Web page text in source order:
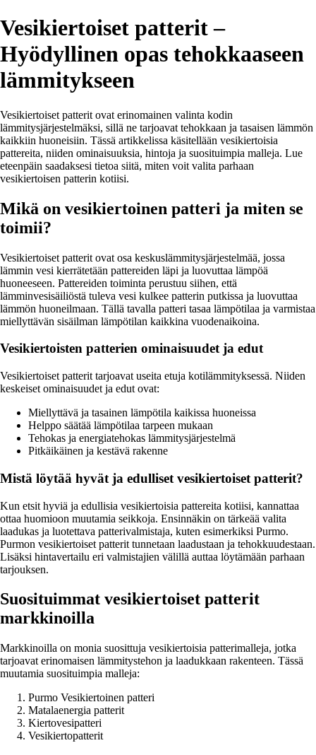
Vesikiertoiset patterit –
Hyödyllinen opas tehokkaaseen
lämmitykseen
Vesikiertoiset patterit ovat erinomainen valinta kodin
lämmitysjärjestelmäksi, sillä ne tarjoavat tehokkaan ja tasaisen lämmön
kaikkiin huoneisiin. Tässä artikkelissa käsitellään vesikiertoisia
pattereita, niiden ominaisuuksia, hintoja ja suosituimpia malleja. Lue
eteenpäin saadaksesi tietoa siitä, miten voit valita parhaan
vesikiertoisen patterin kotiisi.
Mikä on vesikiertoinen patteri ja miten se
toimii?
Vesikiertoiset patterit ovat osa keskuslämmitysjärjestelmää, jossa
lämmin vesi kierrätetään pattereiden läpi ja luovuttaa lämpöä
huoneeseen. Pattereiden toiminta perustuu siihen, että
lämminvesisäiliöstä tuleva vesi kulkee patterin putkissa ja luovuttaa
lämmön huoneilmaan. Tällä tavalla patteri tasaa lämpötilaa ja varmistaa
miellyttävän sisäilman lämpötilan kaikkina vuodenaikoina.
Vesikiertoisten patterien ominaisuudet ja edut
Vesikiertoiset patterit tarjoavat useita etuja kotilämmityksessä. Niiden
keskeiset ominaisuudet ja edut ovat:
Miellyttävä ja tasainen lämpötila kaikissa huoneissa
Helppo säätää lämpötilaa tarpeen mukaan
Tehokas ja energiatehokas lämmitysjärjestelmä
Pitkäikäinen ja kestävä rakenne
Mistä löytää hyvät ja edulliset vesikiertoiset patterit?
Kun etsit hyviä ja edullisia vesikiertoisia pattereita kotiisi, kannattaa
ottaa huomioon muutamia seikkoja. Ensinnäkin on tärkeää valita
laadukas ja luotettava patterivalmistaja, kuten esimerkiksi Purmo.
Purmon vesikiertoiset patterit tunnetaan laadustaan ja tehokkuudestaan.
Lisäksi hintavertailu eri valmistajien välillä auttaa löytämään parhaan
tarjouksen.
Suosituimmat vesikiertoiset patterit
markkinoilla
Markkinoilla on monia suosittuja vesikiertoisia patterimalleja, jotka
tarjoavat erinomaisen lämmitystehon ja laadukkaan rakenteen. Tässä
muutamia suosituimpia malleja:
Purmo Vesikiertoinen patteri
Matalaenergia patterit
Kiertovesipatteri
Vesikiertopatterit